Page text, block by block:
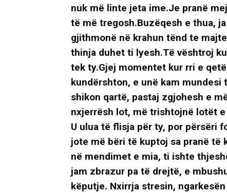
nuk më linte jeta ime.Je pranë
të më tregosh.Buzëqesh e thua,
gjithmonë në krahun tënd te
thinja duhet ti lyesh.Të vështroj
tek ty.Gjej momentet kur rri e
kundërshton, e unë kam
shikon qartë, pastaj zgjohesh e
nxjerrësh lot, më trishtojnë lotët
U ulua të flisja për ty, por përsëri
jote më bëri të kuptoj sa pranë të
në mendimet e mia, ti ishte
jam zbrazur pa të drejtë, e
këputje. Nxirrja stresin,